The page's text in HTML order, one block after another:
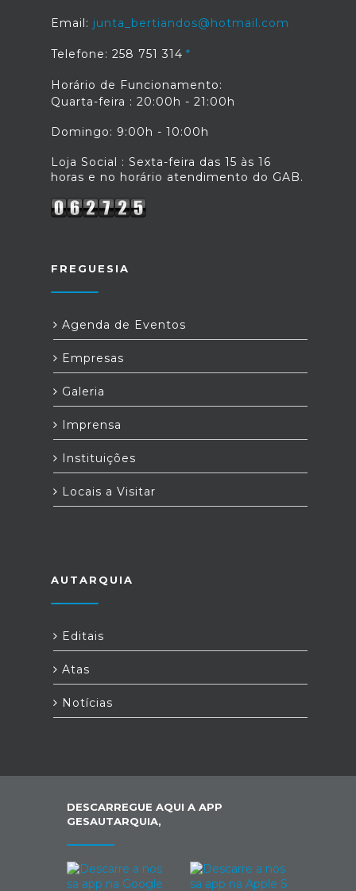
Email: junta_bertiandos@hotmail.com
Telefone: 258 751 314
Horário de Funcionamento:
Quarta-feira : 20:00h - 21:00h
Domingo: 9:00h - 10:00h
Loja Social : Sexta-feira das 15 às 16
horas e no horário atendimento do GAB.
FREGUESIA
Agenda de Eventos
Empresas
Galeria
Imprensa
Instituições
Locais a Visitar
AUTARQUIA
Editais
Atas
Notícias
DESCARREGUE AQUI A APP
GESAUTARQUIA,